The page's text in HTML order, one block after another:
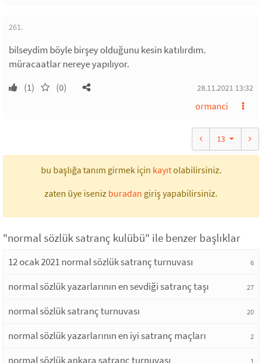
261.
bilseydim böyle birşey olduğunu kesin katılırdım.
müracaatlar nereye yapılıyor.
(1) (0) 28.11.2021 13:32
ormanci
13
bu başlığa tanım girmek için kayıtolabilirsiniz.
zaten üye iseniz buradan giriş yapabilirsiniz.
"normal sözlük satranç kulübü" ile benzer başlıklar
12 ocak 2021 normal sözlük satranç turnuvası 6
normal sözlük yazarlarının en sevdiği satranç taşı 27
normal sözlük satranç turnuvası 20
normal sözlük yazarlarının en iyi satranç maçları 2
normal sözlük ankara satranç turnuvası 1